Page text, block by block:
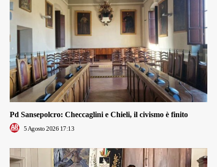
Pd Sansepolcro: Checcaglini e Chieli, il civismo è finito
5 Agosto 2026 17:13